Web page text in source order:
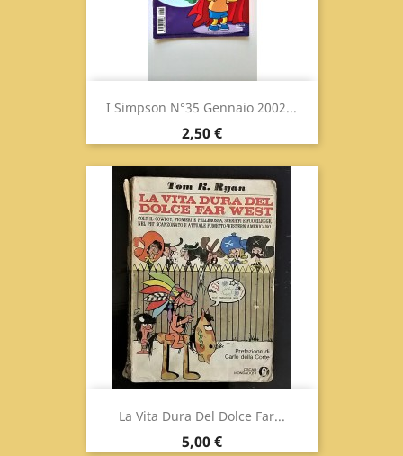
I Simpson N°35 Gennaio 2002...
Prezzo
2,50 €
La Vita Dura Del Dolce Far...
Prezzo
5,00 €